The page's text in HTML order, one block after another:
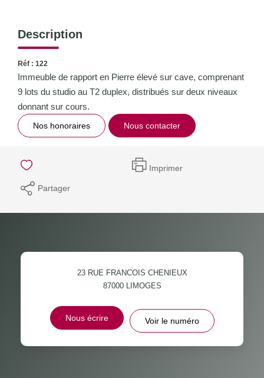
Description
Réf : 122
Immeuble de rapport en Pierre élevé sur cave, comprenant
9 lots du studio au T2 duplex, distribués sur deux niveaux
donnant sur cours.
Nos honoraires Nous contacter
Imprimer
Partager
23 RUE FRANCOIS CHENIEUX
87000 LIMOGES
Nous écrire Voir le numéro